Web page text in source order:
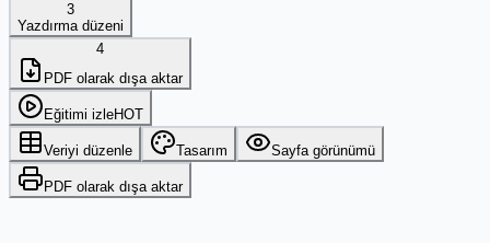
3
Yazdırma düzeni
4
PDF olarak dışa aktar
Eğitimi izleHOT
Veriyi düzenle Tasarım Sayfa görünümü
PDF olarak dışa aktar